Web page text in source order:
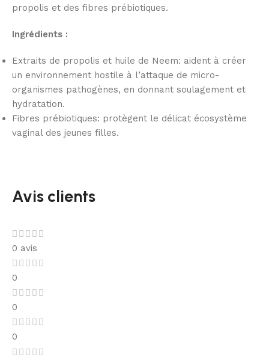
propolis et des fibres prébiotiques.
Ingrédients :
Extraits de propolis et huile de Neem: aident à créer
un environnement hostile à l’attaque de micro-
organismes pathogènes, en donnant soulagement et
hydratation.
Fibres prébiotiques: protègent le délicat écosystème
vaginal des jeunes filles.
Avis clients
0 avis
0
0
0